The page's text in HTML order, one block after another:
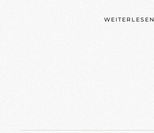
WEITERLESEN